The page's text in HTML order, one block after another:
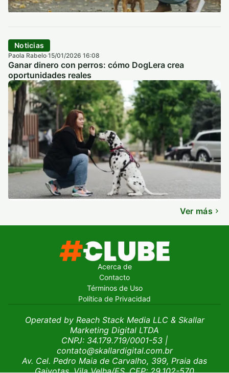
Noticias
Paola Rabelo·15/01/2026 16:08
Ganar dinero con perros: cómo DogLera crea
oportunidades reales
Ver más
Acerca de
Contacto
Términos de Uso
Política de Privacidad
Operated by Reach Stack Media LLC & Skallar
Marketing Digital LTDA
CNPJ: 34.179.719/0001-53 |
contato@skallardigital.com.br
Av. Cel. Pedro Maia de Carvalho, 399, Praia das
Gaivotas, Vila Velha/ES, CEP: 29.102-570